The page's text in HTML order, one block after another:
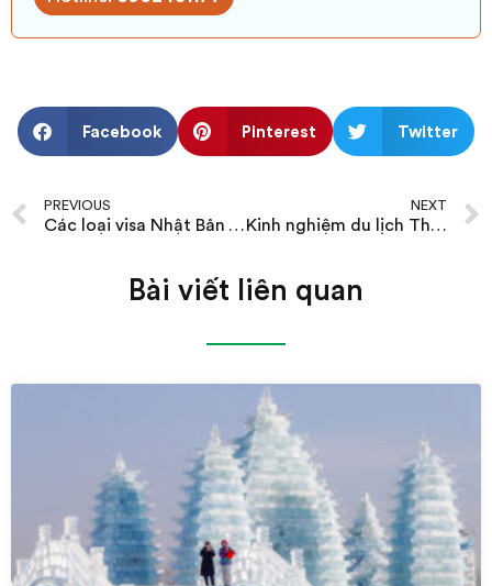
Facebook Pinterest Twitter
PREVIOUS
Các loại visa Nhật Bản & thời gian lưu trú cho người Việt
NEXT
Kinh nghiệm du lịch Thượng Hải
Bài viết liên quan